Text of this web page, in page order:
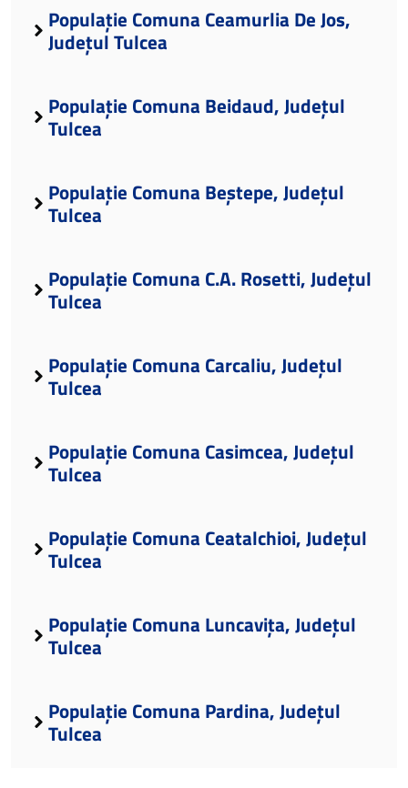
Populație Comuna Ceamurlia De Jos,
Județul Tulcea
Populație Comuna Beidaud, Județul
Tulcea
Populație Comuna Beștepe, Județul
Tulcea
Populație Comuna C.A. Rosetti, Județul
Tulcea
Populație Comuna Carcaliu, Județul
Tulcea
Populație Comuna Casimcea, Județul
Tulcea
Populație Comuna Ceatalchioi, Județul
Tulcea
Populație Comuna Luncavița, Județul
Tulcea
Populație Comuna Pardina, Județul
Tulcea